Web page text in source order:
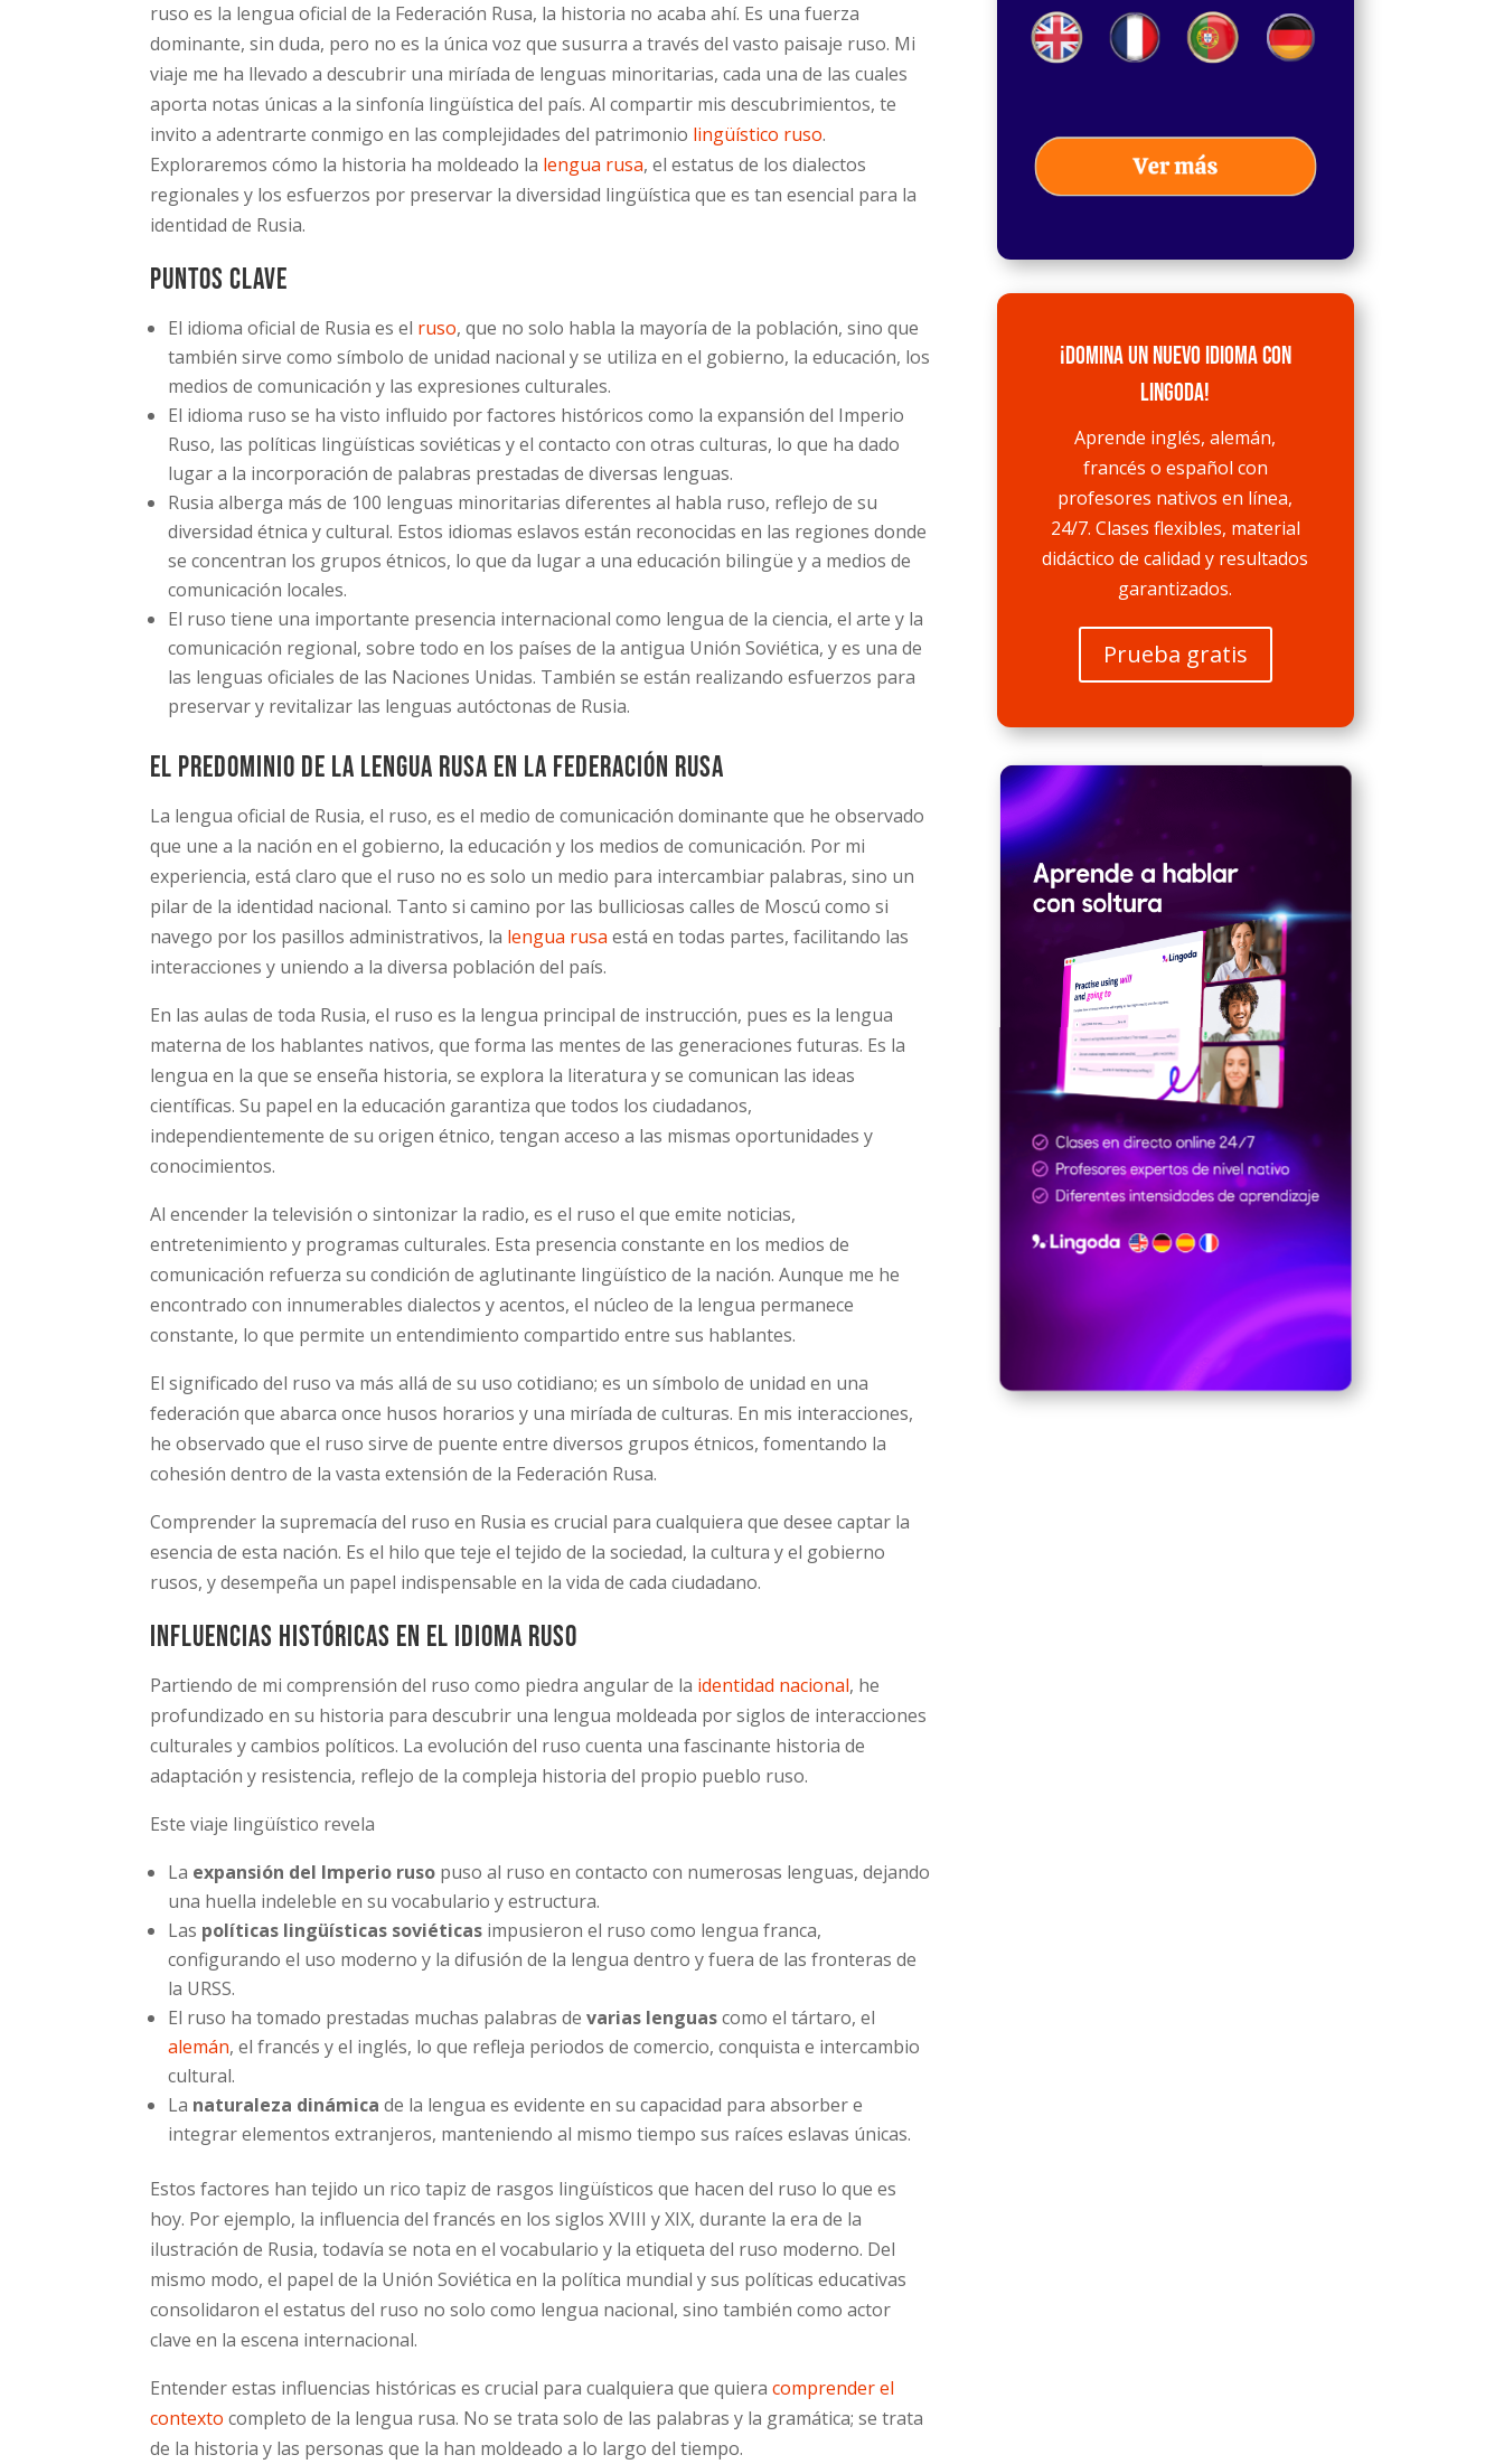
ruso es la lengua oficial de la Federación Rusa, la historia no acaba ahí. Es una fuerza
dominante, sin duda, pero no es la única voz que susurra a través del vasto paisaje ruso. Mi
viaje me ha llevado a descubrir una miríada de lenguas minoritarias, cada una de las cuales
aporta notas únicas a la sinfonía lingüística del país. Al compartir mis descubrimientos, te
invito a adentrarte conmigo en las complejidades del patrimonio lingüístico ruso.
Exploraremos cómo la historia ha moldeado la lengua rusa, el estatus de los dialectos
regionales y los esfuerzos por preservar la diversidad lingüística que es tan esencial para la
identidad de Rusia.
Puntos clave
El idioma oficial de Rusia es el ruso, que no solo habla la mayoría de la población, sino que
también sirve como símbolo de unidad nacional y se utiliza en el gobierno, la educación, los
medios de comunicación y las expresiones culturales.
El idioma ruso se ha visto influido por factores históricos como la expansión del Imperio
Ruso, las políticas lingüísticas soviéticas y el contacto con otras culturas, lo que ha dado
lugar a la incorporación de palabras prestadas de diversas lenguas.
Rusia alberga más de 100 lenguas minoritarias diferentes al habla ruso, reflejo de su
diversidad étnica y cultural. Estos idiomas eslavos están reconocidas en las regiones donde
se concentran los grupos étnicos, lo que da lugar a una educación bilingüe y a medios de
comunicación locales.
El ruso tiene una importante presencia internacional como lengua de la ciencia, el arte y la
comunicación regional, sobre todo en los países de la antigua Unión Soviética, y es una de
las lenguas oficiales de las Naciones Unidas. También se están realizando esfuerzos para
preservar y revitalizar las lenguas autóctonas de Rusia.
El predominio de la lengua rusa en la Federación Rusa
La lengua oficial de Rusia, el ruso, es el medio de comunicación dominante que he observado
que une a la nación en el gobierno, la educación y los medios de comunicación. Por mi
experiencia, está claro que el ruso no es solo un medio para intercambiar palabras, sino un
pilar de la identidad nacional. Tanto si camino por las bulliciosas calles de Moscú como si
navego por los pasillos administrativos, la lengua rusa está en todas partes, facilitando las
interacciones y uniendo a la diversa población del país.
En las aulas de toda Rusia, el ruso es la lengua principal de instrucción, pues es la lengua
materna de los hablantes nativos, que forma las mentes de las generaciones futuras. Es la
lengua en la que se enseña historia, se explora la literatura y se comunican las ideas
científicas. Su papel en la educación garantiza que todos los ciudadanos,
independientemente de su origen étnico, tengan acceso a las mismas oportunidades y
conocimientos.
Al encender la televisión o sintonizar la radio, es el ruso el que emite noticias,
entretenimiento y programas culturales. Esta presencia constante en los medios de
comunicación refuerza su condición de aglutinante lingüístico de la nación. Aunque me he
encontrado con innumerables dialectos y acentos, el núcleo de la lengua permanece
constante, lo que permite un entendimiento compartido entre sus hablantes.
El significado del ruso va más allá de su uso cotidiano; es un símbolo de unidad en una
federación que abarca once husos horarios y una miríada de culturas. En mis interacciones,
he observado que el ruso sirve de puente entre diversos grupos étnicos, fomentando la
cohesión dentro de la vasta extensión de la Federación Rusa.
Comprender la supremacía del ruso en Rusia es crucial para cualquiera que desee captar la
esencia de esta nación. Es el hilo que teje el tejido de la sociedad, la cultura y el gobierno
rusos, y desempeña un papel indispensable en la vida de cada ciudadano.
Influencias históricas en el idioma ruso
Partiendo de mi comprensión del ruso como piedra angular de la identidad nacional, he
profundizado en su historia para descubrir una lengua moldeada por siglos de interacciones
culturales y cambios políticos. La evolución del ruso cuenta una fascinante historia de
adaptación y resistencia, reflejo de la compleja historia del propio pueblo ruso.
Este viaje lingüístico revela
La expansión del Imperio ruso puso al ruso en contacto con numerosas lenguas, dejando
una huella indeleble en su vocabulario y estructura.
Las políticas lingüísticas soviéticas impusieron el ruso como lengua franca,
configurando el uso moderno y la difusión de la lengua dentro y fuera de las fronteras de
la URSS.
El ruso ha tomado prestadas muchas palabras devarias lenguascomo el tártaro, el
alemán, el francés y el inglés, lo que refleja periodos de comercio, conquista e intercambio
cultural.
La naturaleza dinámica de la lengua es evidente en su capacidad para absorber e
integrar elementos extranjeros, manteniendo al mismo tiempo sus raíces eslavas únicas.
Estos factores han tejido un rico tapiz de rasgos lingüísticos que hacen del ruso lo que es
hoy. Por ejemplo, la influencia del francés en los siglos XVIII y XIX, durante la era de la
ilustración de Rusia, todavía se nota en el vocabulario y la etiqueta del ruso moderno. Del
mismo modo, el papel de la Unión Soviética en la política mundial y sus políticas educativas
consolidaron el estatus del ruso no solo como lengua nacional, sino también como actor
clave en la escena internacional.
Entender estas influencias históricas es crucial para cualquiera que quieracomprender el
contexto completo de la lengua rusa. No se trata solo de las palabras y la gramática; se trata
de la historia y las personas que la han moldeado a lo largo del tiempo.
¡Domina un nuevo idioma con
Lingoda!
Aprende inglés, alemán,
francés o español con
profesores nativos en línea,
24/7. Clases flexibles, material
didáctico de calidad y resultados
garantizados.
Prueba gratis